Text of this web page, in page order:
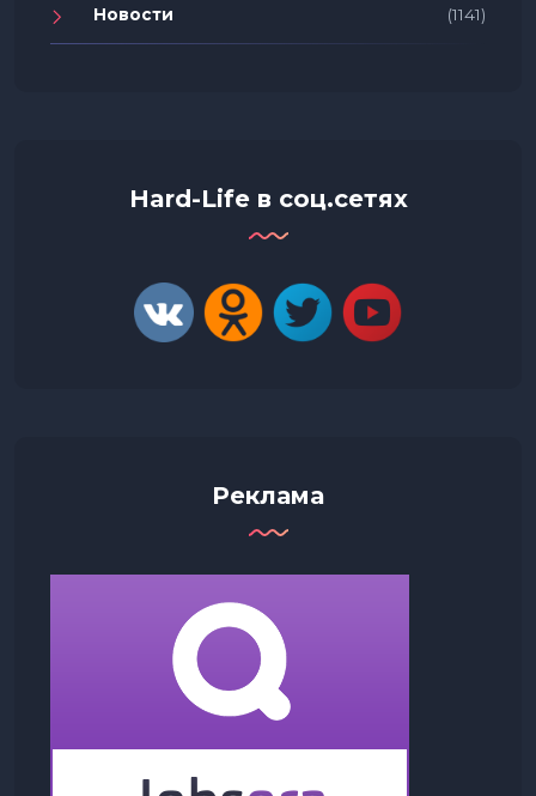
Новости (1141)
Hard-Life в соц.сетях
Реклама